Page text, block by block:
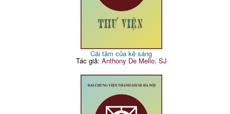
Cái tâm của kẻ sáng
Tác giả: Anthony De Mello, SJ